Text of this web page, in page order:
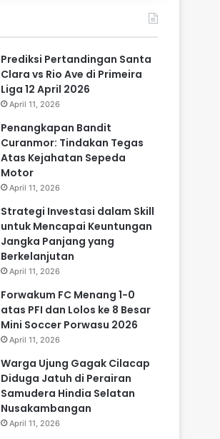
Prediksi Pertandingan Santa
Clara vs Rio Ave di Primeira
Liga 12 April 2026
April 11, 2026
Penangkapan Bandit
Curanmor: Tindakan Tegas
Atas Kejahatan Sepeda
Motor
April 11, 2026
Strategi Investasi dalam Skill
untuk Mencapai Keuntungan
Jangka Panjang yang
Berkelanjutan
April 11, 2026
Forwakum FC Menang 1-0
atas PFI dan Lolos ke 8 Besar
Mini Soccer Porwasu 2026
April 11, 2026
Warga Ujung Gagak Cilacap
Diduga Jatuh di Perairan
Samudera Hindia Selatan
Nusakambangan
April 11, 2026